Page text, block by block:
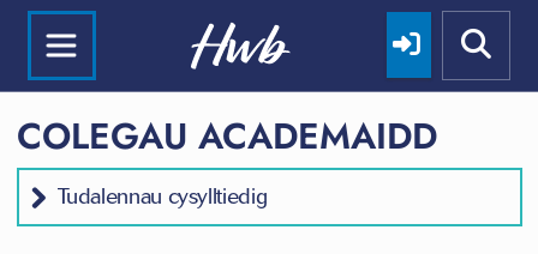
COLEGAU ACADEMAIDD
Tudalennau cysylltiedig